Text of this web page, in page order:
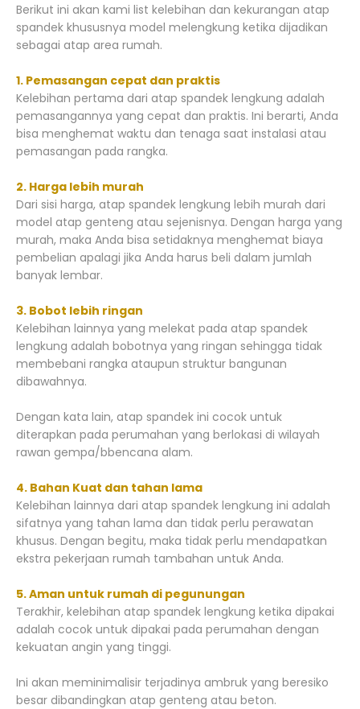
Berikut ini akan kami list kelebihan dan kekurangan atap
spandek khususnya model melengkung ketika dijadikan
sebagai atap area rumah.
1. Pemasangan cepat dan praktis
Kelebihan pertama dari atap spandek lengkung adalah
pemasangannya yang cepat dan praktis. Ini berarti, Anda
bisa menghemat waktu dan tenaga saat instalasi atau
pemasangan pada rangka.
2. Harga lebih murah
Dari sisi harga, atap spandek lengkung lebih murah dari
model atap genteng atau sejenisnya. Dengan harga yang
murah, maka Anda bisa setidaknya menghemat biaya
pembelian apalagi jika Anda harus beli dalam jumlah
banyak lembar.
3. Bobot lebih ringan
Kelebihan lainnya yang melekat pada atap spandek
lengkung adalah bobotnya yang ringan sehingga tidak
membebani rangka ataupun struktur bangunan
dibawahnya.
Dengan kata lain, atap spandek ini cocok untuk
diterapkan pada perumahan yang berlokasi di wilayah
rawan gempa/bbencana alam.
4. Bahan Kuat dan tahan lama
Kelebihan lainnya dari atap spandek lengkung ini adalah
sifatnya yang tahan lama dan tidak perlu perawatan
khusus. Dengan begitu, maka tidak perlu mendapatkan
ekstra pekerjaan rumah tambahan untuk Anda.
5. Aman untuk rumah di pegunungan
Terakhir, kelebihan atap spandek lengkung ketika dipakai
adalah cocok untuk dipakai pada perumahan dengan
kekuatan angin yang tinggi.
Ini akan meminimalisir terjadinya ambruk yang beresiko
besar dibandingkan atap genteng atau beton.